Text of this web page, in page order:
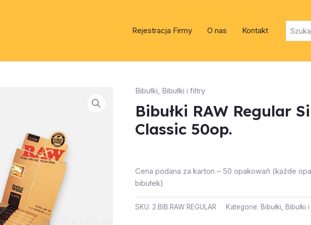
Rejestracja Firmy O nas Kontakt
Bibułki, Bibułki i filtry
Bibułki RAW Regular
Classic 50op.
Cena podana za karton – 50 opakowań (każde
bibułek)
SKU: 2.BIB.RAW REGULAR Kategorie: Bibułki, Bibułki